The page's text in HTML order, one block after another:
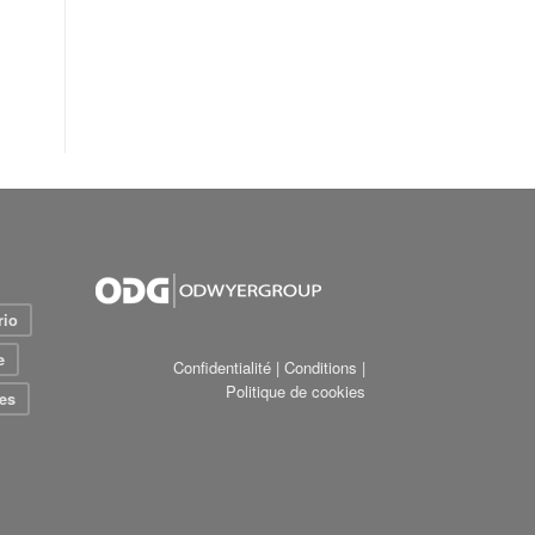
Confidentialité | Conditions |
Politique de cookies